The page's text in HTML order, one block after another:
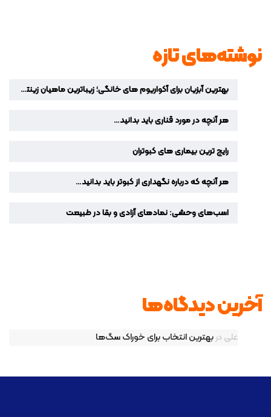
نوشته‌های تازه
بهترین آبزیان برای آکواریوم‌ های خانگی؛ زیباترین ماهیان زینتی برای دکوراسیون منزل
هر آنچه در مورد قناری باید بدانید…
رایج ترین بیماری های کبوتران
هر آنچه که درباره نگهداری از کبوتر باید بدانید…
اسب‌های وحشی: نمادهای آزادی و بقا در طبیعت
آخرین دیدگاه‌ها
علی دربهترین انتخاب برای خوراک سگ‌ها